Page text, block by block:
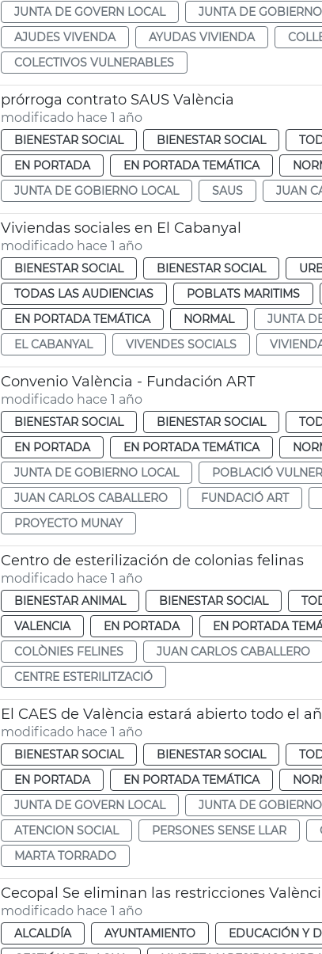
JUNTA DE GOVERN LOCAL
JUNTA DE
AJUDES VIVENDA
AYUDAS VIVIENDA
COLECTIVOS VULNERABLES
prórroga contrato SAUS València
modificado hace 1 año
BIENESTAR SOCIAL BIENESTAR SOCIAL
EN PORTADA
EN PORTADA TEMÁTICA
JUNTA DE GOBIERNO LOCAL
SAUS JUAN
Viviendas sociales en El Cabanyal
modificado hace 1 año
BIENESTAR SOCIAL BIENESTAR SOCIAL
TODAS LAS AUDIENCIAS
POBLATS MARITIMS
EN PORTADA TEMÁTICA
NORMAL JUNTA
EL CABANYAL
VIVENDES SOCIALS
Convenio València - Fundación ART
modificado hace 1 año
BIENESTAR SOCIAL BIENESTAR SOCIAL
EN PORTADA
EN PORTADA TEMÁTICA
JUNTA DE GOBIERNO LOCAL
POBLACIÓ
JUAN CARLOS CABALLERO
FUNDACIÓ ART
PROYECTO MUNAY
Centro de esterilización de colonias felinas
modificado hace 1 año
BIENESTAR ANIMAL BIENESTAR SOCIAL
VALENCIA
EN PORTADA EN PORTADA
COLÒNIES FELINES
JUAN CARLOS CABALLERO
CENTRE ESTERILITZACIÓ
El CAES de València estará abierto todo el
modificado hace 1 año
BIENESTAR SOCIAL BIENESTAR SOCIAL
EN PORTADA
EN PORTADA TEMÁTICA
JUNTA DE GOVERN LOCAL
JUNTA DE
ATENCION SOCIAL
PERSONES SENSE LLAR
MARTA TORRADO
Cecopal Se eliminan las restricciones
modificado hace 1 año
ALCALDÍA AYUNTAMIENTO EDUCACIÓN Y